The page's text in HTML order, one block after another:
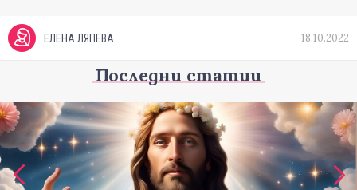
ЕЛЕНА ЛЯПЕВА 18.10.2022
Последни статии